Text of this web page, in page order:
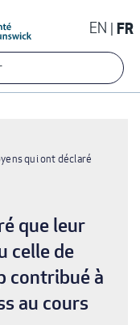
EN FR
qui ont déclaré
que leur
celle de
contribué à
au cours